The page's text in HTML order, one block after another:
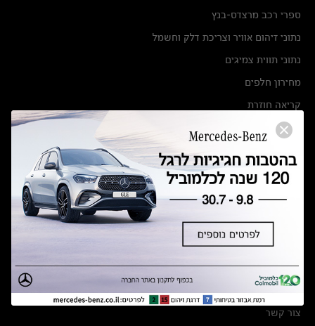
ספרי רכב מרצדס-בנץ
נתוני זיהום אוויר וצריכת דלק וחשמל
נתוני תווית צמיגים
מחירון חלפים
קריאה חוזרת
הודעה על הטבות לרכבי מרצדס בהסדר פשרה בתצ 56447-02-19
תקנון ימי מכירות 120 לכלמוביל
מצאו אותנו
אולמות תצוגה
מרכזי שירות
צור קשר